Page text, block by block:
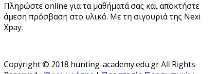
Πληρώστε online για τα μαθήματά σας και αποκτήστε
άμεση πρόσβαση στο υλικό. Με τη σιγουριά της Nexi
Xpay.
Copyright © 2018 hunting-academy.edu.gr All Rights